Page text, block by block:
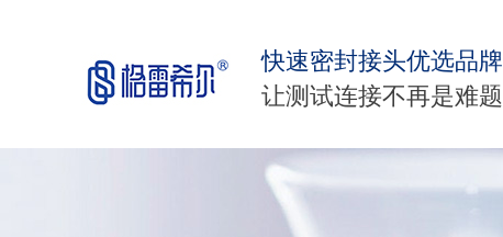
快速密封接头优选品牌
让测试连接不再是难题